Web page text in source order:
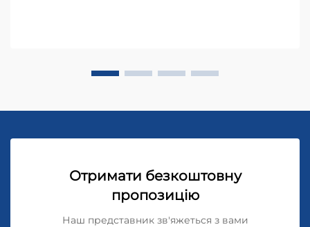
Отримати безкоштовну
пропозицію
Наш представник зв'яжеться з вами